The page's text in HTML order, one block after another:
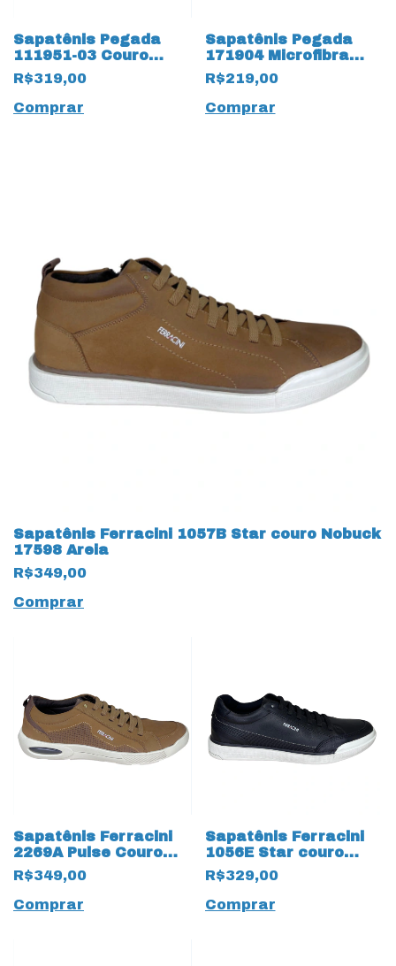
Sapatênis Pegada
111951-03 Couro
Natura Stretch 18290
Café
R$319,00
Comprar
Sapatênis Pegada
171904 Microfibra
com cadarço Fake
16871 Café
R$219,00
Comprar
Sapatênis Ferracini 1057B Star couro Nobuck
17598 Areia
R$349,00
Comprar
Sapatênis Ferracini
2269A Pulse Couro
Nobuck 17597 Areia
R$349,00
Comprar
Sapatênis Ferracini
1056E Star couro
Natural 17596 Preto
R$329,00
Comprar